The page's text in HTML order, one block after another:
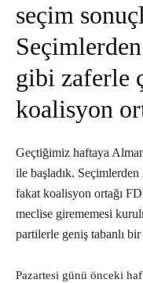
seçim
gibi zaferle
koalisyon
Geçtiğimiz haftaya
ile başladık.
fakat koalisyon ortağı
meclise girememesi
partilerle geniş tabanlı
Pazartesi günü önceki